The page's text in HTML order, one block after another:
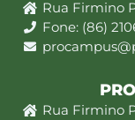
Rua Firmino
Fone: (86)
Rua Firmino